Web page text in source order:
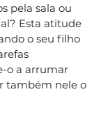
pela sala ou
Esta atitude
o seu filho
o a arrumar
também nele o